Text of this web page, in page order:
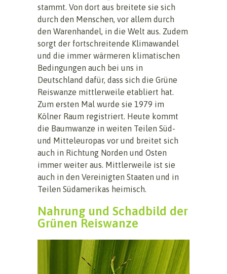
stammt. Von dort aus breitete sie sich
durch den Menschen, vor allem durch
den Warenhandel, in die Welt aus. Zudem
sorgt der fortschreitende Klimawandel
und die immer wärmeren klimatischen
Bedingungen auch bei uns in
Deutschland dafür, dass sich die Grüne
Reiswanze mittlerweile etabliert hat.
Zum ersten Mal wurde sie 1979 im
Kölner Raum registriert. Heute kommt
die Baumwanze in weiten Teilen Süd-
und Mitteleuropas vor und breitet sich
auch in Richtung Norden und Osten
immer weiter aus. Mittlerweile ist sie
auch in den Vereinigten Staaten und in
Teilen Südamerikas heimisch.
Nahrung und Schadbild der
Grünen Reiswanze